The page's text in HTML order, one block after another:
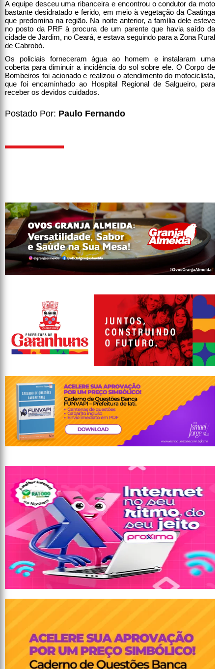
A equipe desceu uma ribanceira e encontrou o condutor da moto
bastante desidratado e ferido, em meio à vegetação da Caatinga
que predomina na região. Na noite anterior, a família dele esteve
no posto da PRF à procura de um parente que havia saído da
cidade de Jardim, no Ceará, e estava seguindo para a Zona Rural
de Cabrobó.
Os policiais forneceram água ao homem e instalaram uma
coberta para diminuir a incidência do sol sobre ele. O Corpo de
Bombeiros foi acionado e realizou o atendimento do motociclista,
que foi encaminhado ao Hospital Regional de Salgueiro, para
receber os devidos cuidados.
Postado Por: Paulo Fernando